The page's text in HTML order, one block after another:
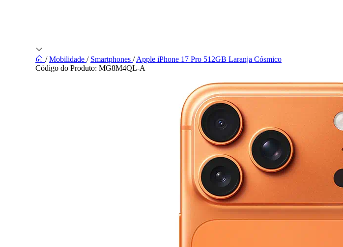
/ Mobilidade / Smartphones / Apple iPhone 17 Pro 512GB Laranja Cósmico
Código do Produto: MG8M4QL-A